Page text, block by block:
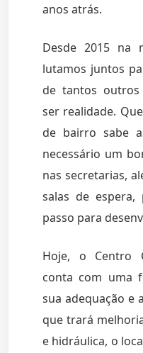
anos atrás.
Desde 2015 na
lutamos juntos
de tantos outros
ser realidade.
de bairro sabe
necessário um
nas secretarias,
salas de
passo para
Hoje, o Centro
conta com uma
sua adequação e
que trará
e hidráulica, o